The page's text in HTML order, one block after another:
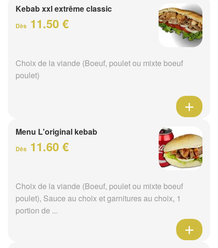
Kebab xxl extrême classic
Dès 11.50 €
Choix de la viande (Boeuf, poulet ou mixte boeuf
poulet)
Menu L'original kebab
Dès 11.60 €
Choix de la viande (Boeuf, poulet ou mixte boeuf
poulet), Sauce au choix et garnitures au choix, 1
portion de ...